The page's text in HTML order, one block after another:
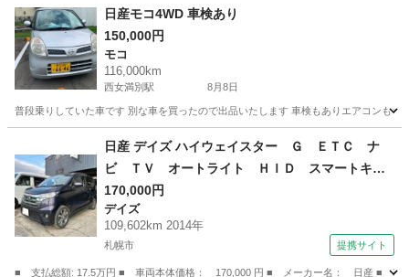
北海道 恵庭市 その他 4WD
日産モコ4WD 車検あり
150,000円
モコ
116,000km
西女満別駅 8月8日
普段乗りしていた車です 別な車を買ったので出品いたします 車検もありエアコンも
西女満別駅 モコ
日産 デイズ ハイウェイスター Ｇ ＥＴＣ ナ
ビ ＴＶ オートライト ＨＩＤ スマートキ
ー アイドリングストップ 電動格納ミラー ベ
ンチシート ＣＶＴ 盗難防止システム ＡＢ
Ｓ ミュージックプレイヤー接続可 アルミホイ
170,000円
デイズ
109,602km 2014年
札幌市 提携サイト
■ 支払総額: 17.5万円 ■ 車両本体価格： 170,000 円 ■ メーカー名： 日産 ■